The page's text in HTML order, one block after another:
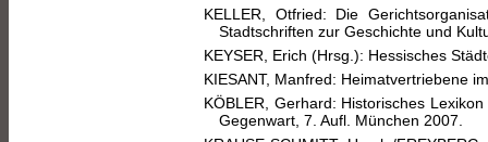
KELLER, Otfried: Die
Stadtschriften zur Geschichte und
KEYSER, Erich (Hrsg.): Hessisches
KIESANT, Manfred: Heimatvertriebene
KÖBLER, Gerhard: Historisches
Gegenwart, 7. Aufl. München 2007.